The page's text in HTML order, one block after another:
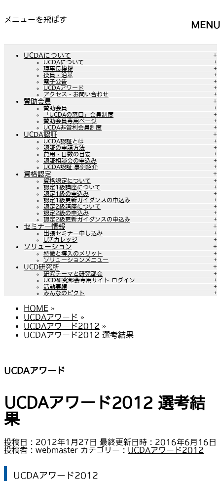
MENU
メニューを飛ばす
UCDAについて
UCDAについて
理事長挨拶
役員・沿革
電子公告
UCDAアワード
アクセス・お問い合わせ
賛助会員
賛助会員
「UCDAの窓口」会員制度
賛助会員専用ページ
UCDA非営利会員制度
UCDA認証
UCDA認証とは
認証の申請方法
費用・日数の目安
認証相談会の申込み
UCDA認証 事例紹介
資格認定
資格認定について
認定1級講座について
認定1級の申込み
認定1級更新ガイダンスの申込み
認定2級講座について
認定2級の申込み
認定2級更新ガイダンスの申込み
セミナー情報
出張セミナー申し込み
U活カレッジ
ソリューション
特徴と導入のメリット
ソリューションメニュー
UCD研究所
研究テーマと研究部会
UCD研究部会専用サイト ログイン
活動実績
みんなのピクト
HOME »
UCDAアワード »
UCDAアワード2012 »
UCDAアワード2012 選考結果
UCDAアワード
UCDAアワード2012 選考結
果
投稿日 : 2012年1月27日 最終更新日時 : 2016年6月16日
投稿者 : webmaster カテゴリー : UCDAアワード2012
UCDAアワード2012